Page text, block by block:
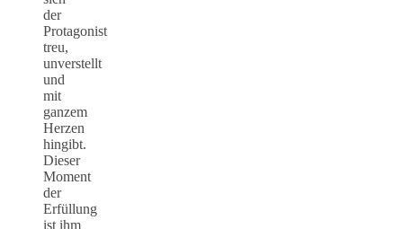
der
Protagonist
treu,
unverstellt
und
mit
ganzem
Herzen
hingibt.
Dieser
Moment
der
Erfüllung
ist ihm